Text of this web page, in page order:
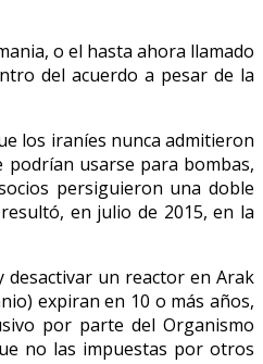
o el hasta ahora llamado
del acuerdo a pesar de la
los iraníes nunca admitieron
usarse para bombas,
persiguieron una doble
en julio de 2015, en la
desactivar un reactor en Arak
expiran en 10 o más años,
por parte del Organismo
no las impuestas por otros